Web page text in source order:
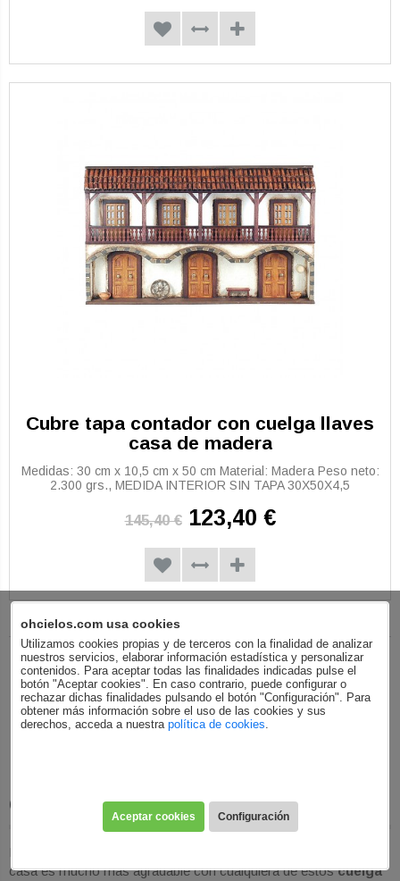
Cubre tapa contador con cuelga llaves
casa de madera
Medidas: 30 cm x 10,5 cm x 50 cm Material: Madera Peso neto:
2.300 grs., MEDIDA INTERIOR SIN TAPA 30X50X4,5
145,40 € 123,40 €
‹Anterior Siguiente›
En la categoría "Cuelga llaves" hay 22 artículos. Mostrando
Cuelga llaves:Más información
casa es mucho más agradable con cualquiera de estoscuelga
ohcielos.com usa cookies
Utilizamos cookies propias y de terceros con la finalidad de analizar
nuestros servicios, elaborar información estadística y personalizar
contenidos. Para aceptar todas las finalidades indicadas pulse el
botón "Aceptar cookies". En caso contrario, puede configurar o
rechazar dichas finalidades pulsando el botón "Configuración". Para
obtener más información sobre el uso de las cookies y sus
derechos, acceda a nuestra política de cookies.
Aceptar cookies Configuración